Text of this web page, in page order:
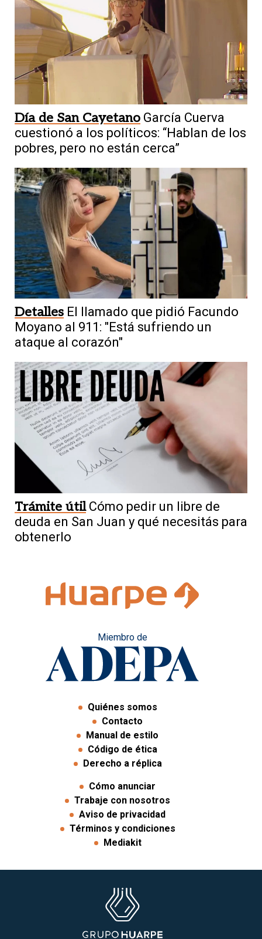
Día de San Cayetano García Cuerva
cuestionó a los políticos: “Hablan de los
pobres, pero no están cerca”
Detalles El llamado que pidió Facundo
Moyano al 911: "Está sufriendo un
ataque al corazón"
Trámite útil Cómo pedir un libre de
deuda en San Juan y qué necesitás para
obtenerlo
Miembro de
Quiénes somos
Contacto
Manual de estilo
Código de ética
Derecho a réplica
Cómo anunciar
Trabaje con nosotros
Aviso de privacidad
Términos y condiciones
Mediakit